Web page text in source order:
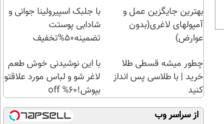
بهترین جایگزین عمل و
آمپولهای لاغری(بدون
عوارض)
با جلبک اسپیرولینا جوانی و
شادابی پوستت
تضمینه50%تخفیف
چطور میشه قسطی طلا
خرید | با طلاسی پس انداز
کنید
با این نوشیدنی خوش طعم
لاغر شو و لباس مورد علاقتو
بپوش!60% off
از سراسر وب